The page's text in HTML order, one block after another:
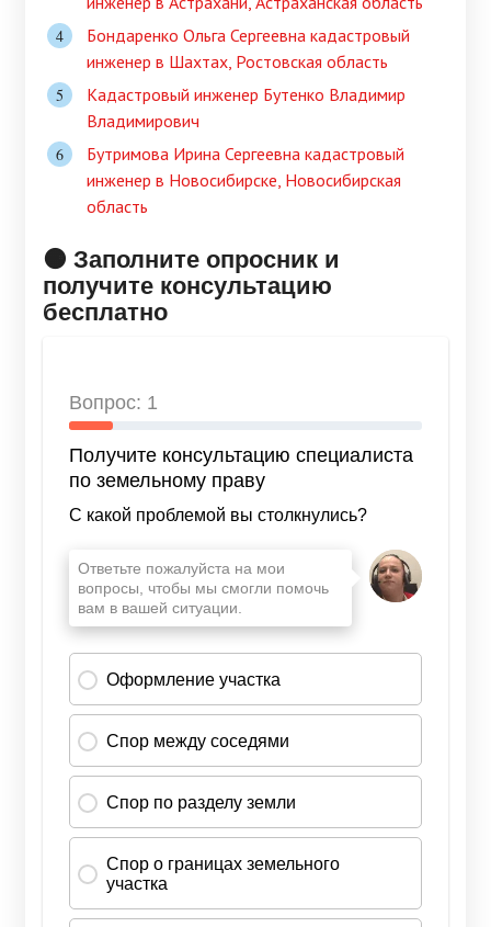
Бондаренко Ольга Сергеевна кадастровый
инженер в Шахтах, Ростовская область
Кадастровый инженер Бутенко Владимир
Владимирович
Бутримова Ирина Сергеевна кадастровый
инженер в Новосибирске, Новосибирская
область
🟠 Заполните опросник и
получите консультацию
бесплатно